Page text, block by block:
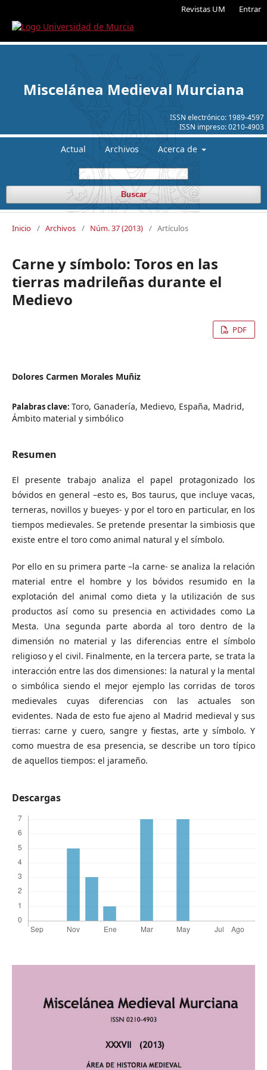
Revistas UM Entrar
ISSN electrónico: 1989-4597
ISSN impreso:0210-4903
Miscelánea Medieval Murciana
Actual Archivos Acerca de
Buscar
Inicio / Archivos / Núm. 37 (2013) / Artículos
Carne y símbolo: Toros en las
tierras madrileñas durante el
Medievo
PDF
Dolores Carmen Morales Muñiz
Palabras clave: Toro, Ganadería, Medievo, España, Madrid,
Ámbito material y simbólico
Resumen
El presente trabajo analiza el papel protagonizado los
bóvidos en general –esto es, Bos taurus, que incluye vacas,
terneras, novillos y bueyes- y por el toro en particular, en los
tiempos medievales. Se pretende presentar la simbiosis que
existe entre el toro como animal natural y el símbolo.
Por ello en su primera parte –la carne- se analiza la relación
material entre el hombre y los bóvidos resumido en la
explotación del animal como dieta y la utilización de sus
productos así como su presencia en actividades como La
Mesta. Una segunda parte aborda al toro dentro de la
dimensión no material y las diferencias entre el símbolo
religioso y el civil. Finalmente, en la tercera parte, se trata la
interacción entre las dos dimensiones: la natural y la mental
o simbólica siendo el mejor ejemplo las corridas de toros
medievales cuyas diferencias con las actuales son
evidentes. Nada de esto fue ajeno al Madrid medieval y sus
tierras: carne y cuero, sangre y fiestas, arte y símbolo. Y
como muestra de esa presencia, se describe un toro típico
de aquellos tiempos: el jarameño.
Descargas